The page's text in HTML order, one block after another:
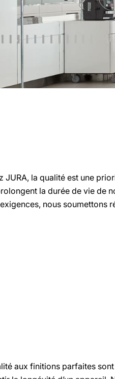
JURA, la qualité est une
la durée de vie de
exigences, nous soumettons
aux finitions parfaites